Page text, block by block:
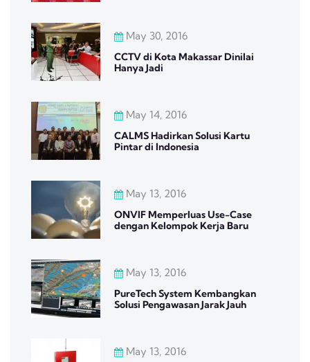
May 30, 2016
CCTV di Kota Makassar Dinilai
Hanya Jadi
May 14, 2016
CALMS Hadirkan Solusi Kartu
Pintar di Indonesia
May 13, 2016
ONVIF Memperluas Use-Case
dengan Kelompok Kerja Baru
May 13, 2016
PureTech System Kembangkan
Solusi Pengawasan Jarak Jauh
May 13, 2016